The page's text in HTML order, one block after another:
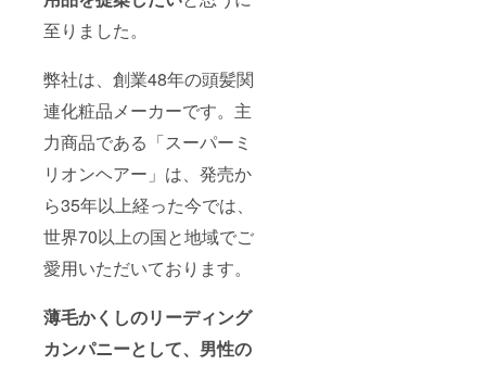
至りました。
弊社は、創業48年の頭髪関
連化粧品メーカーです。主
力商品である「スーパーミ
リオンヘアー」は、発売か
ら35年以上経った今では、
世界70以上の国と地域でご
愛用いただいております。
薄毛かくしのリーディング
カンパニーとして、男性の